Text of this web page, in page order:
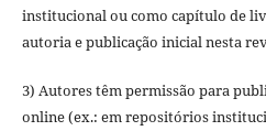
institucional ou como capítulo de
autoria e publicação inicial nesta
3) Autores têm permissão para
online (ex.: em repositórios